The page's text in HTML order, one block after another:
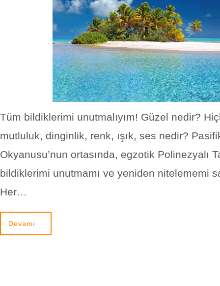
Tüm bildiklerimi unutmalıyım! Güzel nedir?
mutluluk, dinginlik, renk, ışık, ses nedir?
Okyanusu’nun ortasında, egzotik Polinezyalı
bildiklerimi unutmamı ve yeniden nitelememi
Her…
Devamı